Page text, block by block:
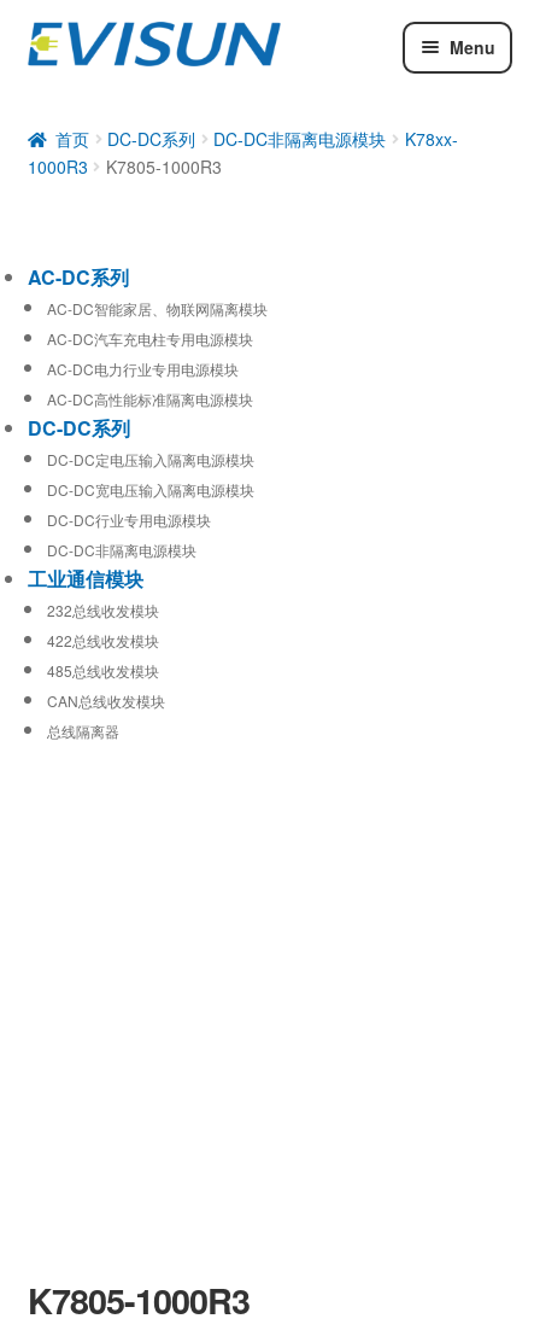
Menu
DC-DC系列
工业通信模块
首页 DC-DC系列 DC-DC非隔离电源模块
K78xx-
1000R3
K7805-1000R3
K7805-1000R3
AC-DC系列
AC-DC智能家居、物联网隔离模块
AC-DC汽车充电柱专用电源模块
AC-DC电力行业专用电源模块
AC-DC高性能标准隔离电源模块
DC-DC系列
DC-DC定电压输入隔离电源模块
DC-DC宽电压输入隔离电源模块
DC-DC行业专用电源模块
DC-DC非隔离电源模块
工业通信模块
232总线收发模块
422总线收发模块
485总线收发模块
CAN总线收发模块
总线隔离器